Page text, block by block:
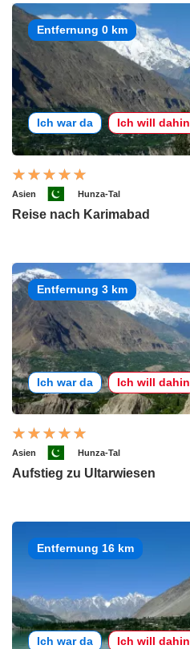
Entfernung 0 km
Ich war da Ich will dahin
Asien Hunza-Tal
Reise nach Karimabad
Entfernung 3 km
Ich war da Ich will dahin
Asien Hunza-Tal
Aufstieg zu Ultarwiesen
Entfernung 16 km
Ich war da Ich will dahin